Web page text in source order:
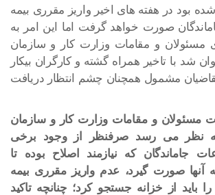
بود در هفته های اخیر واریز مقرری بیمه
صورت خواهد گرفت اما این امر به
مسئولان و مقامات وزارت کار و سازمان
شد با تاخیر همراه گشته و کارگران بیکار
مشمول همچنان چشم انتظار دریافت
مسئولان و مقامات وزارت کار و سازمان
به نظر می رسد صرفنظر از وجود برخی
جاماندگان که نیازمند اصلاح بوده تا
آنها صورت گیرد، عدم واریز مقرری بیمه
را باید از خزانه جستجو کرد؛ چنانچه تاکید